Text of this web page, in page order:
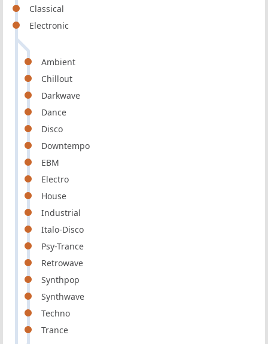
Classical
Electronic
Ambient
Chillout
Darkwave
Dance
Disco
Downtempo
EBM
Electro
House
Industrial
Italo-Disco
Psy-Trance
Retrowave
Synthpop
Synthwave
Techno
Trance